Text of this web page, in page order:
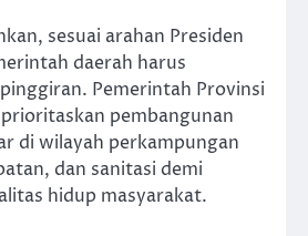
sesuai arahan Presiden
daerah harus
Pemerintah Provinsi
pembangunan
di wilayah perkampungan
dan sanitasi demi
hidup masyarakat.